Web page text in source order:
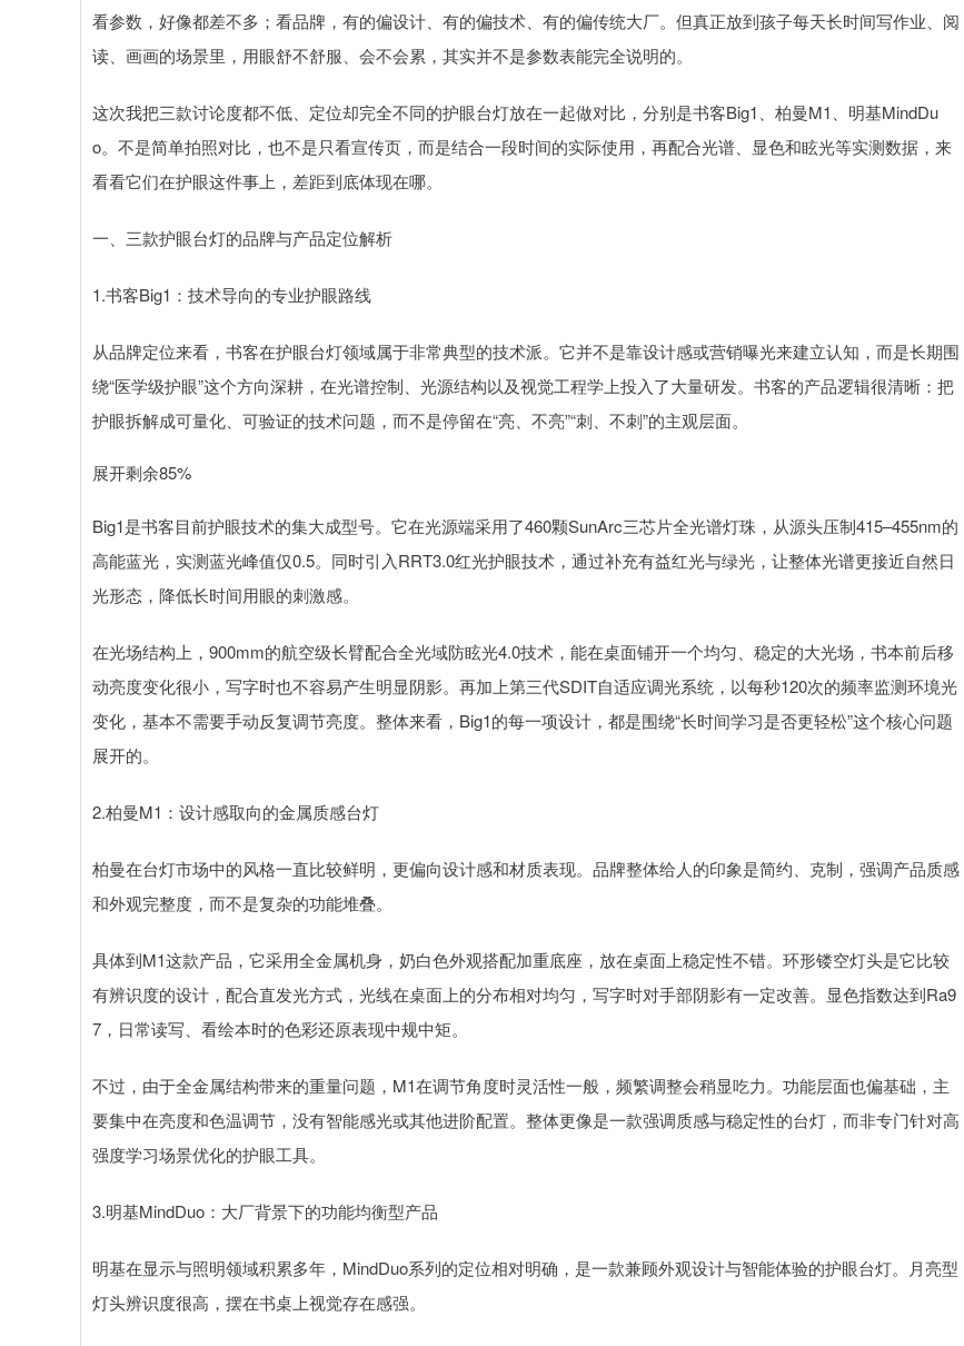
看参数，好像都差不多；看品牌，有的偏设计、有的偏技术、有的偏传统大厂。但真正放到孩子每天长时间写作业、阅
读、画画的场景里，用眼舒不舒服、会不会累，其实并不是参数表能完全说明的。
这次我把三款讨论度都不低、定位却完全不同的护眼台灯放在一起做对比，分别是书客Big1、柏曼M1、明基MindDu
o。不是简单拍照对比，也不是只看宣传页，而是结合一段时间的实际使用，再配合光谱、显色和眩光等实测数据，来
看看它们在护眼这件事上，差距到底体现在哪。
一、三款护眼台灯的品牌与产品定位解析
1.书客Big1：技术导向的专业护眼路线
从品牌定位来看，书客在护眼台灯领域属于非常典型的技术派。它并不是靠设计感或营销曝光来建立认知，而是长期围
绕“医学级护眼”这个方向深耕，在光谱控制、光源结构以及视觉工程学上投入了大量研发。书客的产品逻辑很清晰：把
护眼拆解成可量化、可验证的技术问题，而不是停留在“亮、不亮”“刺、不刺”的主观层面。
展开剩余85%
Big1是书客目前护眼技术的集大成型号。它在光源端采用了460颗SunArc三芯片全光谱灯珠，从源头压制415–455nm的
高能蓝光，实测蓝光峰值仅0.5。同时引入RRT3.0红光护眼技术，通过补充有益红光与绿光，让整体光谱更接近自然日
光形态，降低长时间用眼的刺激感。
在光场结构上，900mm的航空级长臂配合全光域防眩光4.0技术，能在桌面铺开一个均匀、稳定的大光场，书本前后移
动亮度变化很小，写字时也不容易产生明显阴影。再加上第三代SDIT自适应调光系统，以每秒120次的频率监测环境光
变化，基本不需要手动反复调节亮度。整体来看，Big1的每一项设计，都是围绕“长时间学习是否更轻松”这个核心问题
展开的。
2.柏曼M1：设计感取向的金属质感台灯
柏曼在台灯市场中的风格一直比较鲜明，更偏向设计感和材质表现。品牌整体给人的印象是简约、克制，强调产品质感
和外观完整度，而不是复杂的功能堆叠。
具体到M1这款产品，它采用全金属机身，奶白色外观搭配加重底座，放在桌面上稳定性不错。环形镂空灯头是它比较
有辨识度的设计，配合直发光方式，光线在桌面上的分布相对均匀，写字时对手部阴影有一定改善。显色指数达到Ra9
7，日常读写、看绘本时的色彩还原表现中规中矩。
不过，由于全金属结构带来的重量问题，M1在调节角度时灵活性一般，频繁调整会稍显吃力。功能层面也偏基础，主
要集中在亮度和色温调节，没有智能感光或其他进阶配置。整体更像是一款强调质感与稳定性的台灯，而非专门针对高
强度学习场景优化的护眼工具。
3.明基MindDuo：大厂背景下的功能均衡型产品
明基在显示与照明领域积累多年，MindDuo系列的定位相对明确，是一款兼顾外观设计与智能体验的护眼台灯。月亮型
灯头辨识度很高，摆在书桌上视觉存在感强。